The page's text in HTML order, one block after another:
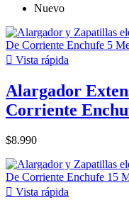
Nuevo
 Vista rápida
Alargador
Corriente
$8.990
 Vista rápida